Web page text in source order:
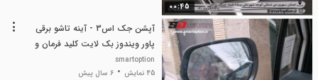
00:45
آپشن جک اس3 - آینه تاشو برقی
پاور ویندوز بک لایت کلید فرمان و
گیرنده دیجیتال
smartoption
45 نمایش
6 سال پیش